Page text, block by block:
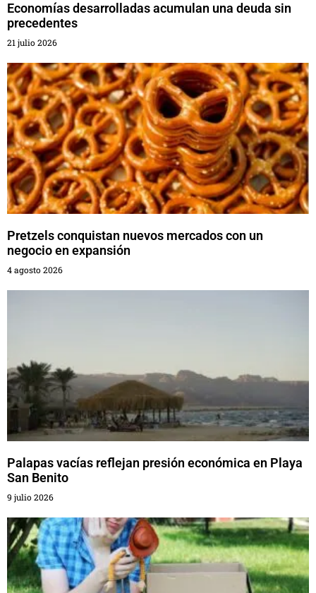
Economías desarrolladas acumulan una deuda sin
precedentes
21 julio 2026
Pretzels conquistan nuevos mercados con un
negocio en expansión
4 agosto 2026
Palapas vacías reflejan presión económica en Playa
San Benito
9 julio 2026